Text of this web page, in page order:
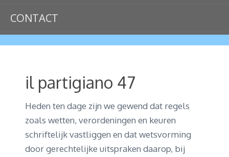
CONTACT
il partigiano 47
Heden ten dage zijn we gewend dat regels
zoals wetten, verordeningen en keuren
schriftelijk vastliggen en dat wetsvorming
door gerechtelijke uitspraken daarop, bij